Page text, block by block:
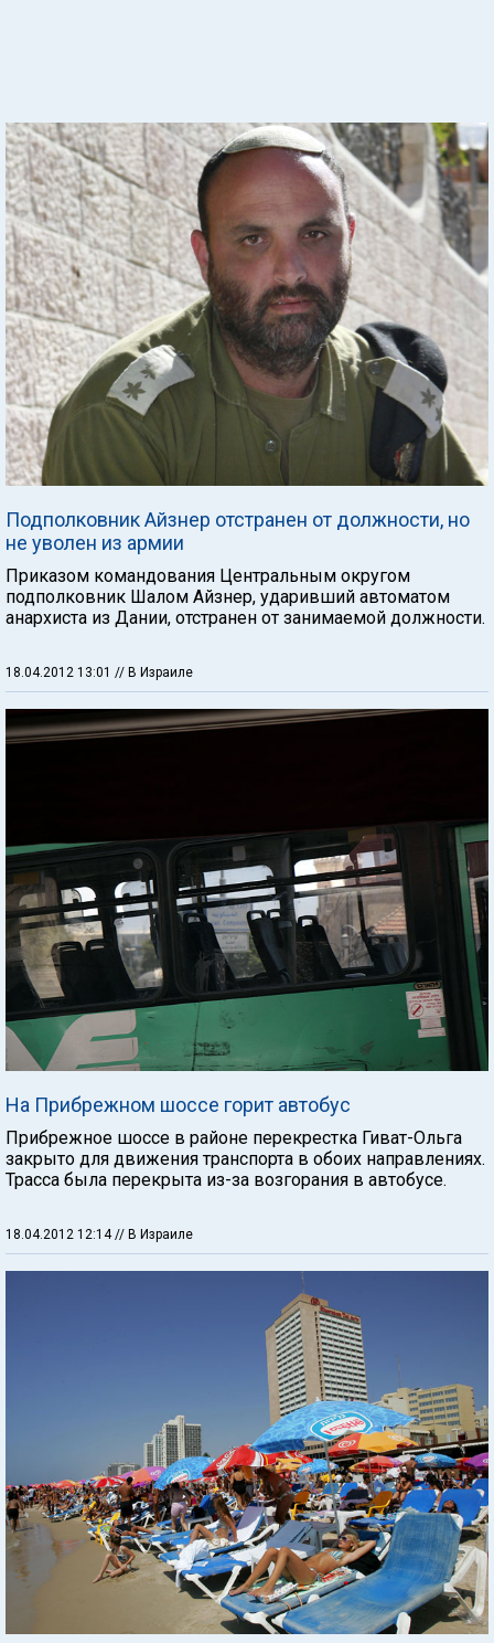
Подполковник Айзнер отстранен от должности, но
не уволен из армии
Приказом командования Центральным округом
подполковник Шалом Айзнер, ударивший автоматом
анархиста из Дании, отстранен от занимаемой должности.
18.04.2012 13:01 // В Израиле
На Прибрежном шоссе горит автобус
Прибрежное шоссе в районе перекрестка Гиват-Ольга
закрыто для движения транспорта в обоих направлениях.
Трасса была перекрыта из-за возгорания в автобусе.
18.04.2012 12:14// В Израиле